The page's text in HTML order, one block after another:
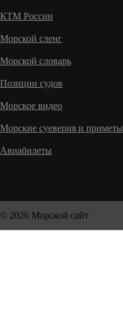
КТМ России
Морской сленг
Морской словарь
Позиции судов
Морское видео
Морские суеверия и приметы
Авиабилеты
© 2026 Морской сайт